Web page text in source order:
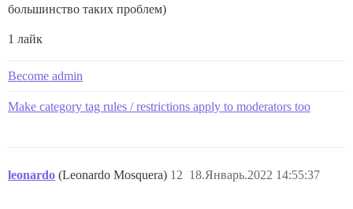
большинство таких проблем)
1 лайк
Become admin
Make category tag rules / restrictions apply to moderators too
leonardo (Leonardo Mosquera) 18.Январь.2022 14:55:37
12